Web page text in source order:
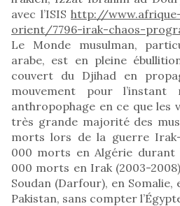
avec l’ISIS http://
orient/7796-irak-chaos-
Le Monde musulman,
arabe, est en pleine
couvert du Djihad en
mouvement pour l’instant
anthropophage en ce que les
très grande majorité des
morts lors de la guerre Irak-
000 morts en Algérie durant
000 morts en Irak (2003-
Soudan (Darfour), en Somalie,
Pakistan, sans compter